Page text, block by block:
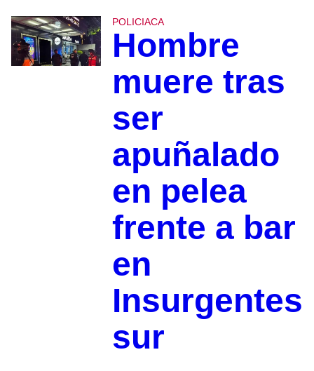
POLICIACA
Hombre
muere tras
ser
apuñalado
en pelea
frente a bar
en
Insurgentes
sur